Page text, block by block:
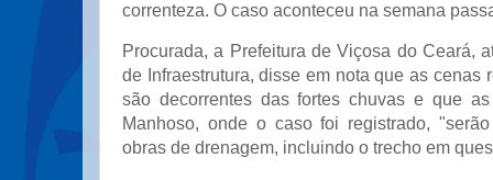
correnteza. O caso aconteceu na semana
Procurada, a Prefeitura de Viçosa do Ceará,
de Infraestrutura, disse em nota que as cenas
são decorrentes das fortes chuvas e que
Manhoso, onde o caso foi registrado,
obras de drenagem, incluindo o trecho em